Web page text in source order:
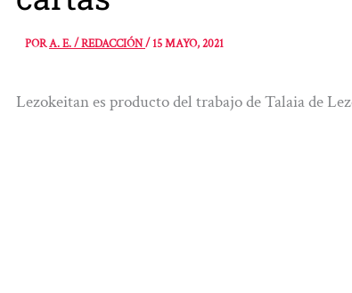
PORA. E. / REDACCIÓN/15 MAYO, 2021
Lezokeitan es producto del trabajo de Talaia de